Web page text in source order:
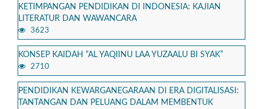
KETIMPANGAN PENDIDIKAN DI INDONESIA: KAJIAN
LITERATUR DAN WAWANCARA
3623
KONSEP KAIDAH “AL YAQIINU LAA YUZAALU BI SYAK”
2710
PENDIDIKAN KEWARGANEGARAAN DI ERA DIGITALISASI:
TANTANGAN DAN PELUANG DALAM MEMBENTUK